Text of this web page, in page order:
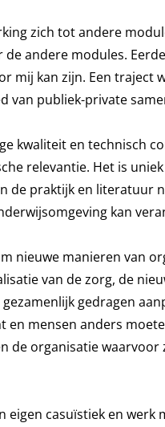
zich tot andere
andere modules.
mij kan zijn. Een traject
van publiek-private
kwaliteit en technisch
relevantie. Het is
de praktijk en literatuur
kan
nieuwe manieren van
van de zorg, de
gedragen
mensen anders
de organisatie
eigen casuïstiek en